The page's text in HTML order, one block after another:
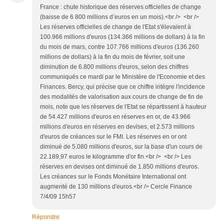
France : chute historique des réserves officielles de change
(baisse de 6 800 millions d’euros en un mois).<br /> <br />
Les réserves officielles de change de l'Etat s'élevaient à
100.966 millions d'euros (134.366 millions de dollars) à la fin
du mois de mars, contre 107.766 millions d'euros (136.260
millions de dollars) à la fin du mois de février, soit une
diminution de 6.800 millions d'euros, selon des chiffres
communiqués ce mardi par le Ministère de l'Economie et des
Finances. Bercy, qui précise que ce chiffre intègre l'incidence
des modalités de valorisation aux cours de change de fin de
mois, note que les réserves de l'Etat se répartissent à hauteur
de 54.427 millions d'euros en réserves en or, de 43.966
millions d'euros en réserves en devises, et 2.573 millions
d'euros de créances sur le FMI. Les réserves en or ont
diminué de 5.080 millions d'euros, sur la base d'un cours de
22.189,97 euros le kilogramme d'or fin.<br /> <br /> Les
réserves en devises ont diminué de 1.850 millions d'euros.
Les créances sur le Fonds Monétaire International ont
augmenté de 130 millions d'euros.<br /> Cercle Finance
7/4/09 15h57
Répondre